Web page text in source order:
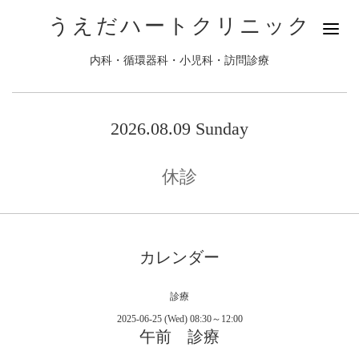
うえだハートクリニック
内科・循環器科・小児科・訪問診療
2026.08.09 Sunday
休診
カレンダー
診療
2025-06-25 (Wed) 08:30～12:00
午前 診療